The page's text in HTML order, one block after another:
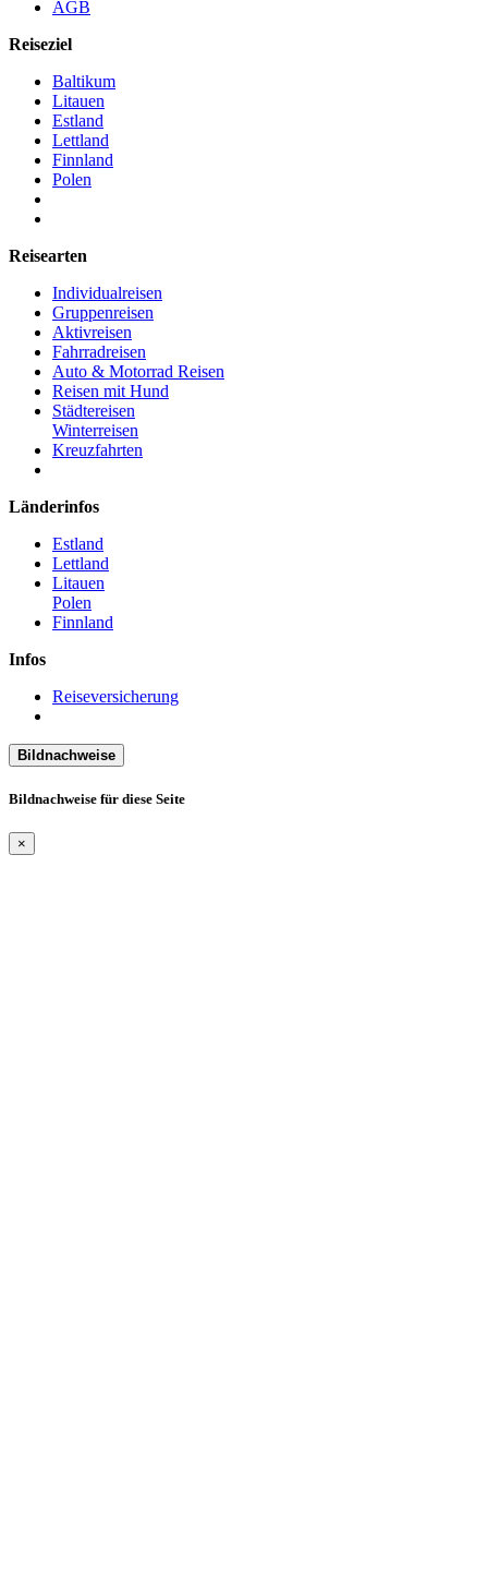
AGB
Reiseziel
Baltikum
Litauen
Estland
Lettland
Finnland
Polen
Reisearten
Individualreisen
Gruppenreisen
Aktivreisen
Fahrradreisen
Auto & Motorrad Reisen
Reisen mit Hund
Städtereisen
Winterreisen
Kreuzfahrten
Länderinfos
Estland
Lettland
Litauen
Polen
Finnland
Infos
Reiseversicherung
Bildnachweise
Bildnachweise für diese Seite
×